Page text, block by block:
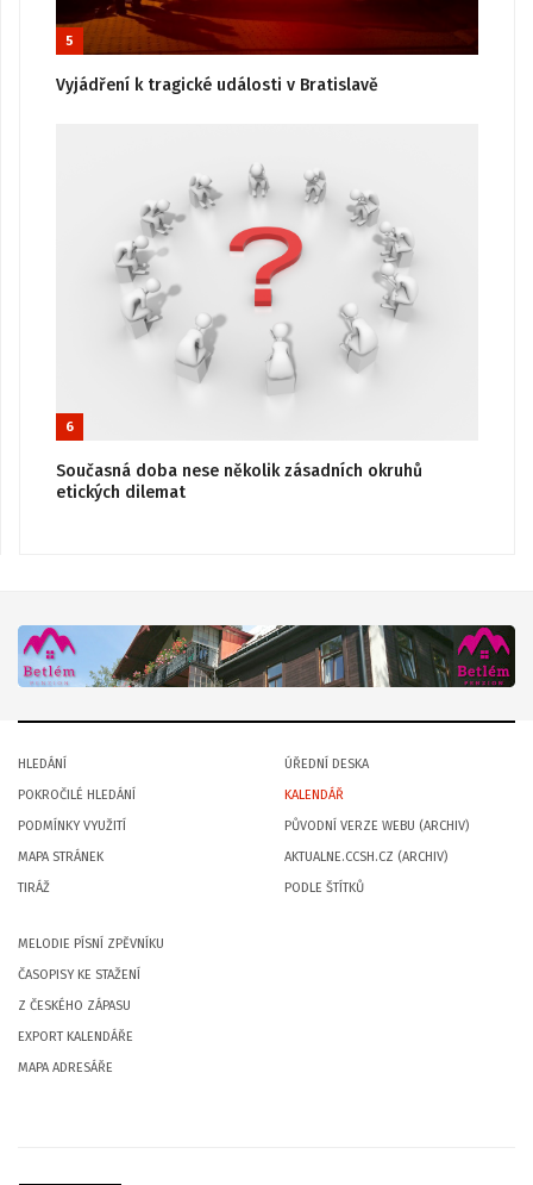
5
Vyjádření k tragické události v Bratislavě
6
Současná doba nese několik zásadních okruhů
etických dilemat
HLEDÁNÍ
POKROČILÉ HLEDÁNÍ
PODMÍNKY VYUŽITÍ
MAPA STRÁNEK
TIRÁŽ
ÚŘEDNÍ DESKA
KALENDÁŘ
PŮVODNÍ VERZE WEBU (ARCHIV)
AKTUALNE.CCSH.CZ (ARCHIV)
PODLE ŠTÍTKŮ
MELODIE PÍSNÍ ZPĚVNÍKU
ČASOPISY KE STAŽENÍ
Z ČESKÉHO ZÁPASU
EXPORT KALENDÁŘE
MAPA ADRESÁŘE